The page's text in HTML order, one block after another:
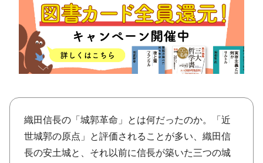
NHKブックス 100分de名著
作品 その他
きょうの レシピ
ABOUT
keyword
織田信長の「城郭革命」とは何だったのか。「近
世城郭の原点」と評価されることが多い、織田信
長の安土城と、それ以前に信長が築いた三つの城